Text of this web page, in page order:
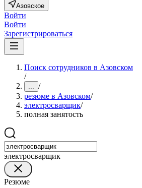
Азовское
Войти
Войти
Зарегистрироваться
Поиск сотрудников в Азовском
/
... /
резюме в Азовском/
электросварщик/
полная занятость
электросварщик
Резюме